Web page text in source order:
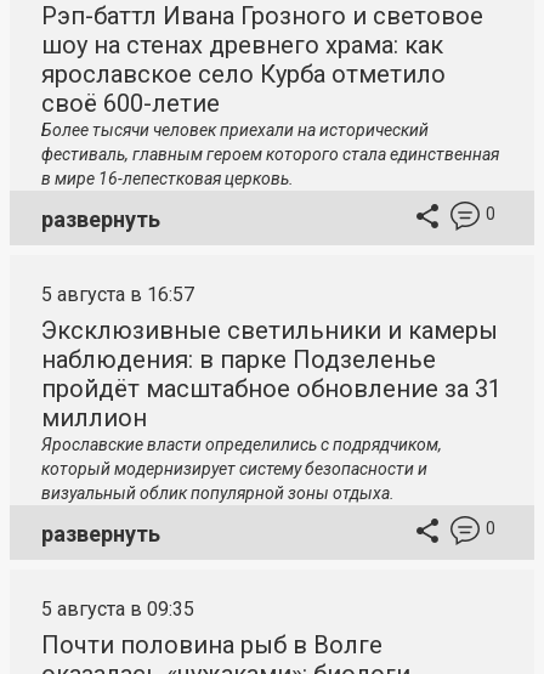
Рэп-баттл Ивана Грозного и световое
шоу на стенах древнего храма: как
ярославское село Курба отметило
своё 600-летие
Более тысячи человек приехали на исторический
фестиваль, главным героем которого стала единственная
в мире 16-лепестковая церковь.
развернуть 0
5 августа в 16:57
Эксклюзивные светильники и камеры
наблюдения: в парке Подзеленье
пройдёт масштабное обновление за 31
миллион
Ярославские власти определились с подрядчиком,
который модернизирует систему безопасности и
визуальный облик популярной зоны отдыха.
развернуть 0
5 августа в 09:35
Почти половина рыб в Волге